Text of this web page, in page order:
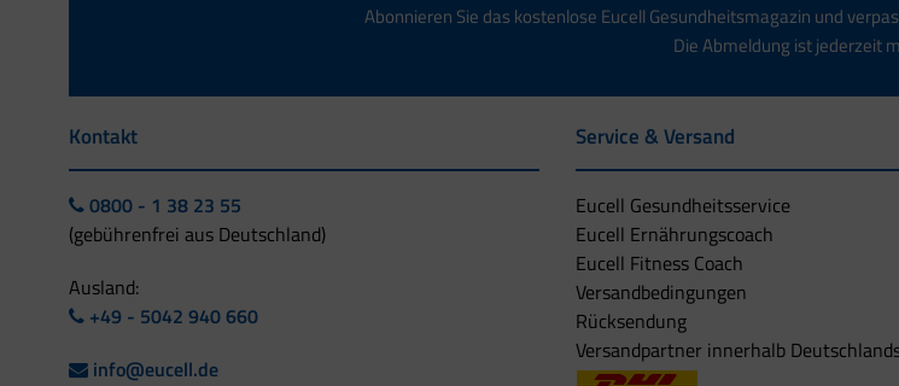
Abonnieren Sie das kostenlose Eucell Gesundheitsmagazin und
Die Abmeldung ist jederzeit
Kontakt
0800 - 1 38 23 55
(gebührenfrei aus Deutschland)
Ausland:
+49 - 5042 940 660
info@eucell.de
Service & Versand
Eucell Gesundheitsservice
Eucell Ernährungscoach
Eucell Fitness Coach
Versandbedingungen
Rücksendung
Versandpartner innerhalb